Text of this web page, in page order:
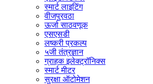
स्मार्ट लाइटिंग
वीजपुरवठा
ऊर्जा साठवणूक
एसएसडी
लष्करी प्रकल्प
५जी तंत्रज्ञान
ग्राहक इलेक्ट्रॉनिक्स
स्मार्ट मीटर
सुरक्षा ऑटोमेशन